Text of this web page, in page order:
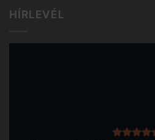
HÍRLEVÉL